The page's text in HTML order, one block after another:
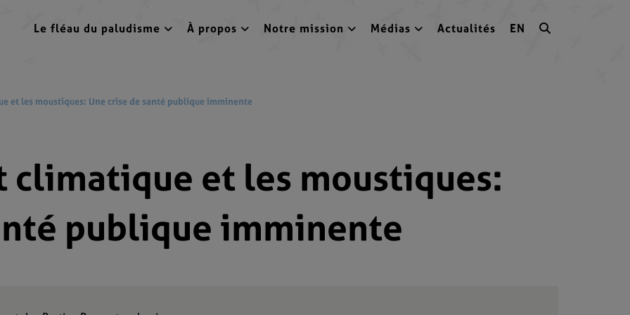
Le fléau du paludisme À propos Notre mission Médias Actualités EN
et les moustiques: Une crise de santé publique imminente
climatique et les moustiques:
publique imminente